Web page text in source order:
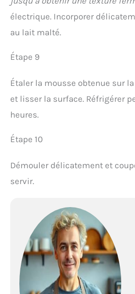
électrique. Incorporer
au lait malté.
Étape 9
Étaler la mousse obtenue sur
et lisser la surface. Réfrigérer
heures.
Étape 10
Démouler délicatement et
servir.